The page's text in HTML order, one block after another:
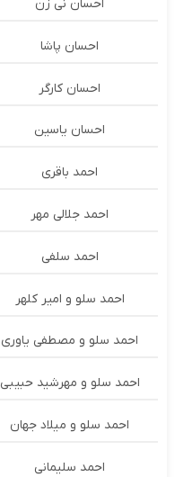
احسان نی زن
احسان پاشا
احسان کارگر
احسان یاسین
احمد باقری
احمد جلالی مهر
احمد سلفی
احمد سلو و امیر کلهر
احمد سلو و مصطفی یاوری
احمد سلو و مهرشید حبیبی
احمد سلو و میلاد جهان
احمد سلیمانی